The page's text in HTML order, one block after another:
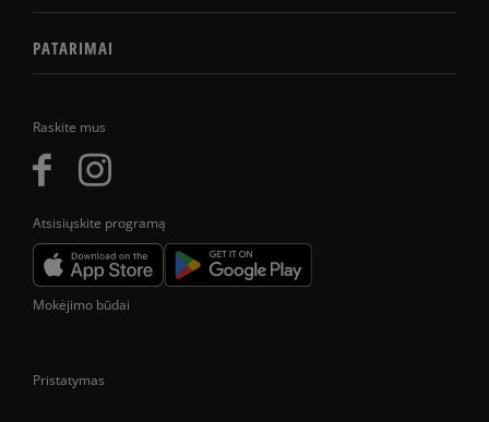
Raskite mus
Atsisiųskite programą
PATARIMAI
Mokėjimo būdai
Pristatymas